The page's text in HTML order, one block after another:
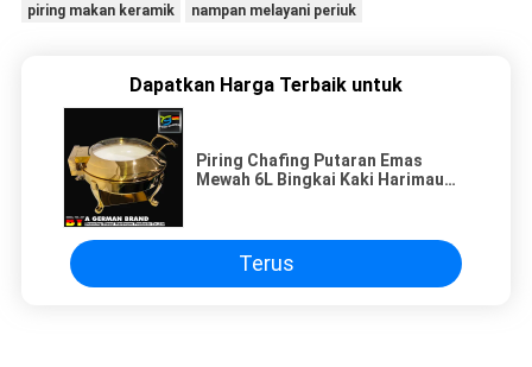
piring makan keramik nampan melayani periuk
Dapatkan Harga Terbaik untuk
Piring Chafing Putaran Emas
Mewah 6L Bingkai Kaki Harimau
Terus